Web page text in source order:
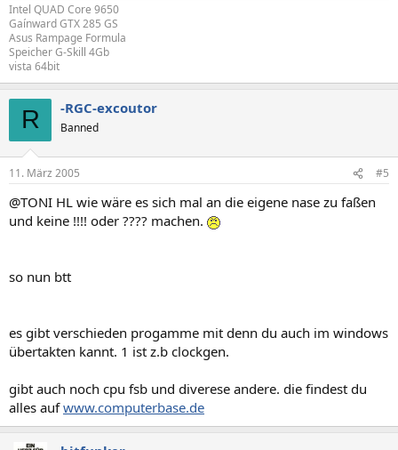
Intel QUAD Core 9650
Gaínward GTX 285 GS
Asus Rampage Formula
Speicher G-Skill 4Gb
vista 64bit
R -RGC-excoutor
Banned
11. März 2005 #5
@TONI HL wie wäre es sich mal an die eigene nase zu faßen
und keine !!!! oder ???? machen.
so nun btt
es gibt verschieden progamme mit denn du auch im windows
übertakten kannt. 1 ist z.b clockgen.
gibt auch noch cpu fsb und diverese andere. die findest du
alles aufwww.computerbase.de